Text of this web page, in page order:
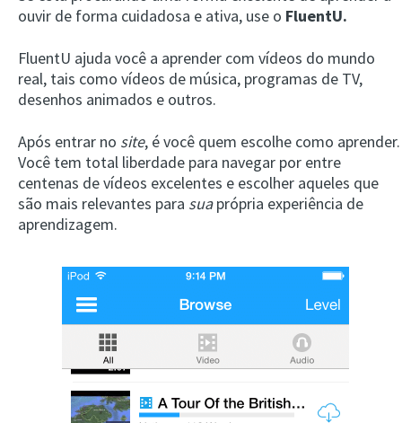
ouvir de forma cuidadosa e ativa, use o FluentU.
FluentU ajuda você a aprender com vídeos do mundo
real, tais como vídeos de música, programas de TV,
desenhos animados e outros.
Após entrar no site, é você quem escolhe como aprender.
Você tem total liberdade para navegar por entre
centenas de vídeos excelentes e escolher aqueles que
são mais relevantes para suaprópria experiência de
aprendizagem.